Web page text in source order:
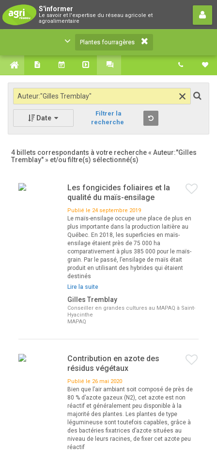
S'informer
Le savoir et l'expertise du réseau agricole et
agroalimentaire
Plantes fourragères
Le savoir et l'expertise du réseau agricole et
agroalimentaire
Plantes fourragères
Date
Filtrer la
recherche
4 billets correspondants à votre recherche« Auteur:"Gilles
Tremblay" » et/ou filtre(s) sélectionné(s)
Les fongicides foliaires et la
qualité du maïs-ensilage
Publié le 24 septembre 2019
Le maïs-ensilage occupe une place de plus en
plus importante dans la production laitière au
Québec. En 2018, les superficies en maïs-
ensilage étaient près de 75 000 ha
comparativement à plus 385 000 pour le maïs-
grain. Par le passé, l’ensilage de maïs était
produit en utilisant des hybrides qui étaient
destinés
Lire la suite
Gilles Tremblay
Conseiller en grandes cultures au MAPAQ à Saint-
Hyacinthe
MAPAQ
Contribution en azote des
résidus végétaux
Publié le 26 mai 2020
Bien que l’air ambiant soit composé de près de
80 % d’azote gazeux (N2), cet azote est non
réactif et généralement peu disponible à la
majorité des plantes. Les plantes de type
légumineuse sont toutefois capables, grâce à
des bactéries fixatrices d’azote situées au
niveau de leurs racines, de fixer cet azote peu
réactif